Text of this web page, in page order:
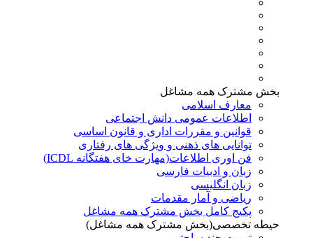
بخش مشترک همه مشاغل
معارف اسلامی
اطلاعات عمومی دانش اجتماعی
قوانین و مقررات اداری و قانون اساسی
توانایی های ذهنی و ویژگی های رفتاری
فن اوری اطلاعات(مهارت خای هفتگانه ICDL)
زبان و ادبیات فارسی
زبان انگلیسی
ریاضی و آمار مقدمات
پکیج کامل بخش مشترک همه مشاغل
حیطه تخصصی(بخش مشترک همه مشاغل)